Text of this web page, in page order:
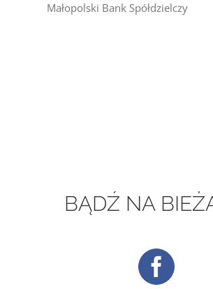
Małopolski Bank Spółdzielczy
BĄDŹ NA